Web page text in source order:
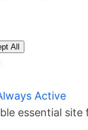
All
Active
essential